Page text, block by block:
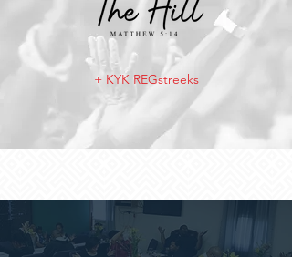
+ KYK REGstreeks